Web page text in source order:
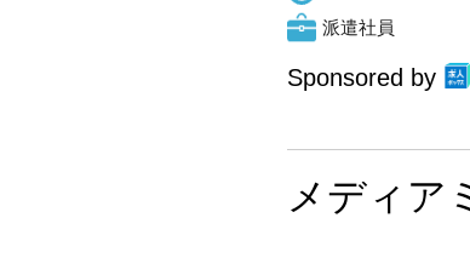
派遣社員
Sponsored by
メディア